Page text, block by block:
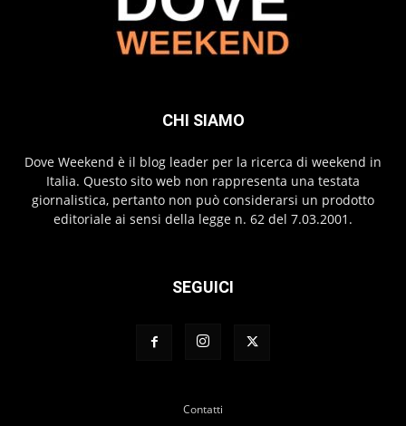
CHI SIAMO
Dove Weekend è il blog leader per la ricerca di weekend in
Italia. Questo sito web non rappresenta una testata
giornalistica, pertanto non può considerarsi un prodotto
editoriale ai sensi della legge n. 62 del 7.03.2001.
SEGUICI
Contatti